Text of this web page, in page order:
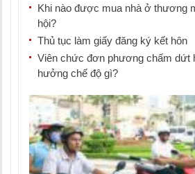
Khi nào được mua nhà ở thương
hội?
Thủ tục làm giấy đăng ký kết hôn
Viên chức đơn phương chấm dứt
hưởng chế độ gì?